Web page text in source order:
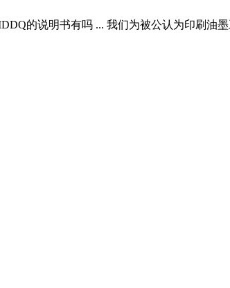
的说明书有吗 ... 我们为被公认为印刷油